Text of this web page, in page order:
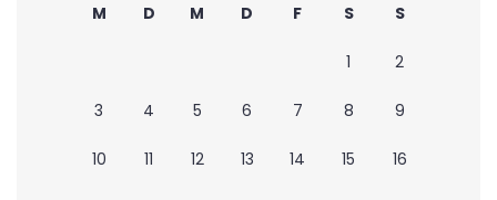
M D M D F S S
1 2
3 4 5 6 7 8 9
10 11 12 13 14 15 16